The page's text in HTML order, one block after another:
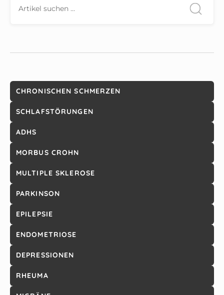
CHRONISCHEN SCHMERZEN
SCHLAFSTÖRUNGEN
ADHS
MORBUS CROHN
MULTIPLE SKLEROSE
PARKINSON
EPILEPSIE
ENDOMETRIOSE
DEPRESSIONEN
RHEUMA